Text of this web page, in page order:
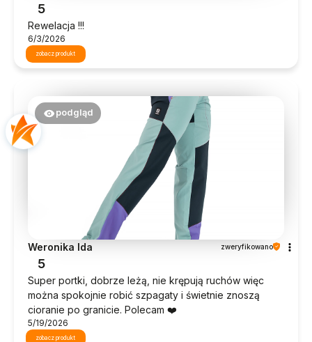
5
Rewelacja !!!
6/3/2026
zobacz produkt
podgląd
Weronika Ida zweryfikowano
5
Super portki, dobrze leżą, nie krępują ruchów więc
można spokojnie robić szpagaty i świetnie znoszą
cioranie po granicie. Polecam ❤️
5/19/2026
zobacz produkt